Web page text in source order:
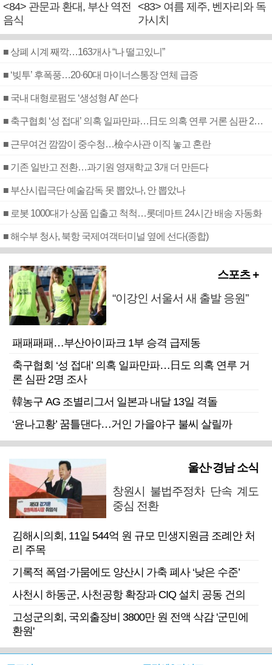
<84> 관문과 환대, 부산 역전
음식
<83> 여름 제주, 벤자리와 독
가시치
■ 상폐 시계 째깍…163개사 “나 떨고있니”
■ ‘빚투’ 후폭풍…20·60대 마이너스통장 연체 급증
■ 국내 대형로펌도 ‘생성형 AI’ 쓴다
■ 축구협회 ‘성 접대’ 의혹 일파만파…日도 의혹 연루 거론 심판 2명 조사
■ 근무여건 깜깜이 중수청…檢수사관 이직 놓고 혼란
■ 기존 일반고 전환…과기원 영재학교 3개 더 만든다
■ 부산시립극단 예술감독 못 뽑았나, 안 뽑았나
■ 로봇 1000대가 상품 입출고 척척…롯데마트 24시간 배송 자동화
■ 해수부 청사, 북항 국제여객터미널 옆에 선다(종합)
스포츠 +
“이강인 서울서 새 출발 응원”
패패패패…부산아이파크 1부 승격 급제동
축구협회 ‘성 접대’ 의혹 일파만파…日도 의혹 연루 거
론 심판 2명 조사
韓농구 AG 조별리그서 일본과 내달 13일 격돌
‘윤나고황’ 꿈틀댄다…거인 가을야구 불씨 살릴까
울산·경남 소식
창원시 불법주정차 단속 계도
중심 전환
김해시의회, 11일 544억 원 규모 민생지원금 조례안 처
리 주목
기록적 폭염·가뭄에도 양산시 가축 폐사 ‘낮은 수준’
사천시 하동군, 사천공항 확장과 CIQ 설치 공동 건의
고성군의회, 국외출장비 3800만 원 전액 삭감 '군민에
환원'